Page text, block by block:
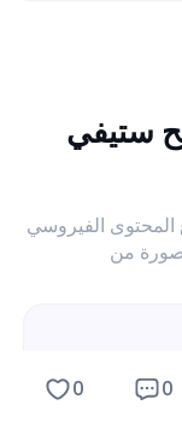
ستيفي
المحتوى الفيروسي
0 0